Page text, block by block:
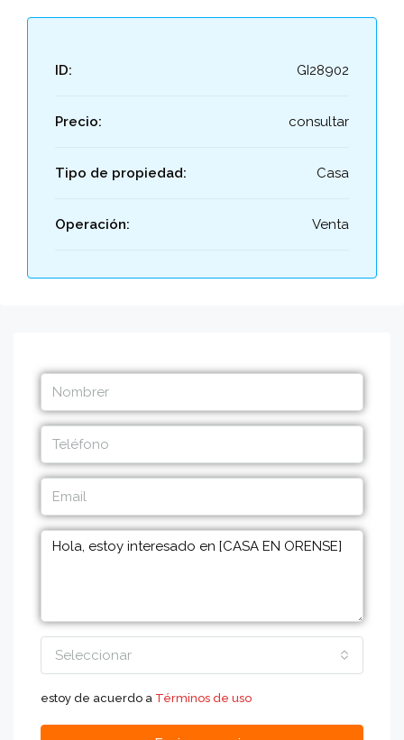
ID: GI28902
Precio: consultar
Tipo de propiedad: Casa
Operación: Venta
Seleccionar
estoy de acuerdo a Términos de uso